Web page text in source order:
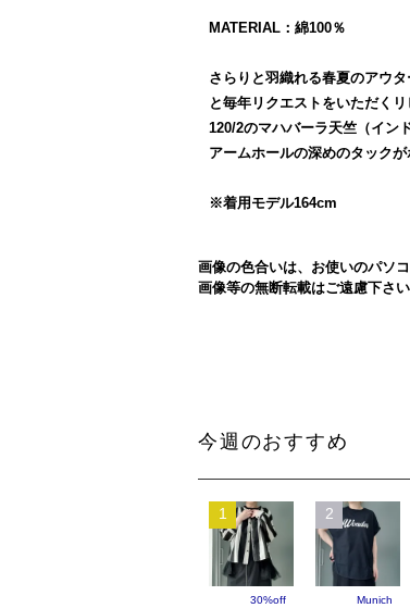
MATERIAL：綿100％
さらりと羽織れる春夏のアウ
と毎年リクエストをいただくリ
120/2のマハバーラ天竺（イン
アームホールの深めのタック
※着用モデル164cm
画像の色合いは、お使いのパソ
画像等の無断転載はご遠慮下さい
今週のおすすめ
1
30%off
2
Munich